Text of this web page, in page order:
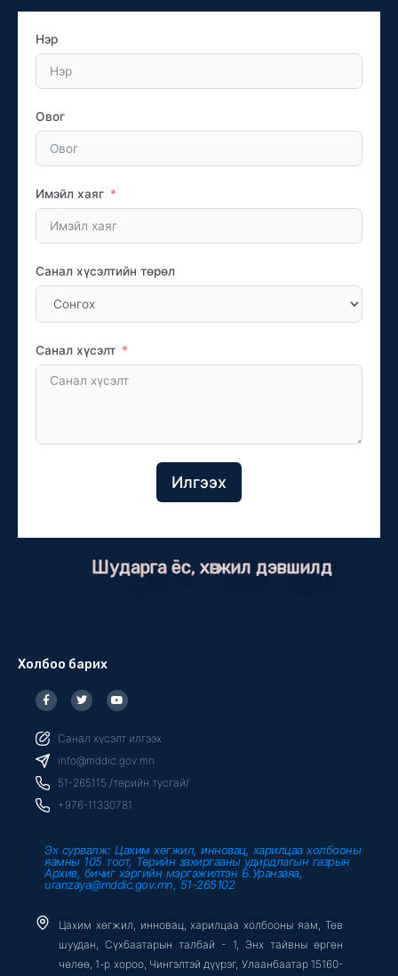
Нэр
Овог
Имэйл хаяг
Санал хүсэлтийн төрөл
Санал хүсэлт
Илгээх
Шударга ёс, хөгжил дэвшилд
Холбоо барих
F
a
c
b
o
o
k
f
T
w
i
t
r
Y
o
u
u
e
Санал хүсэлт илгээх
info@mddic.gov.mn
51-265115 /төрийн тусгай/
+976-11330781
Эх сурвалж: Цахим хөгжил, инновац, харилцаа холбооны
яамны 105 тоот, Төрийн захиргааны удирдлагын газрын
Архив, бичиг хэргийн мэргэжилтэн Б.Уранзаяа,
uranzaya@mddic.gov.mn, 51-265102
Цахим хөгжил, инновац, харилцаа холбооны яам, Төв
шуудан, Сүхбаатарын талбай - 1, Энх тайвны өргөн
чөлөө, 1-р хороо, Чингэлтэй дүүрэг, Улаанбаатар 15160-